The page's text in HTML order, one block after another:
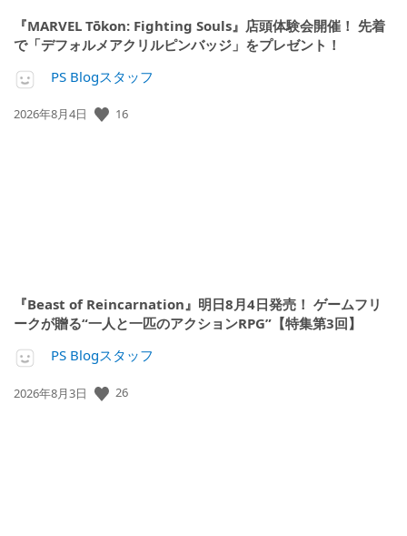
『MARVEL Tōkon: Fighting Souls』店頭体験会開催！ 先着
で「デフォルメアクリルピンバッジ」をプレゼント！
PS Blogスタッフ
公
2026年8月4日 16
『Beast of Reincarnation』明日8月4日発売！ ゲームフリ
ークが贈る“一人と一匹のアクションRPG”【特集第3回】
PS Blogスタッフ
公
2026年8月3日 26